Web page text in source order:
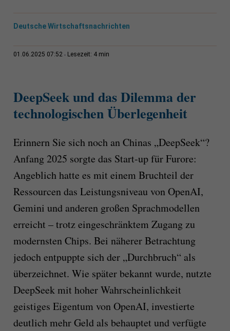
Deutsche Wirtschaftsnachrichten
01.06.2025 07:52 Lesezeit: 4 min
DeepSeek und das Dilemma der
technologischen Überlegenheit
Erinnern Sie sich noch an Chinas „DeepSeek“?
Anfang 2025 sorgte das Start-up für Furore:
Angeblich hatte es mit einem Bruchteil der
Ressourcen das Leistungsniveau von OpenAI,
Gemini und anderen großen Sprachmodellen
erreicht – trotz eingeschränktem Zugang zu
modernsten Chips. Bei näherer Betrachtung
jedoch entpuppte sich der „Durchbruch“ als
überzeichnet. Wie später bekannt wurde, nutzte
DeepSeek mit hoher Wahrscheinlichkeit
geistiges Eigentum von OpenAI, investierte
deutlich mehr Geld als behauptet und verfügte